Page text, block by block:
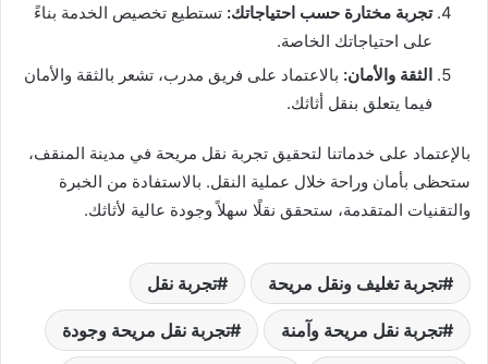
تجربة مختارة حسب احتياجاتك: تستطيع تخصيص الخدمة بناءً
على احتياجاتك الخاصة.
الثقة والأمان: بالاعتماد على فريق مدرب، تشعر بالثقة والأمان
فيما يتعلق بنقل أثاثك.
بالإعتماد على خدماتنا لتحقيق تجربة نقل مريحة في مدينة المنقف،
ستحظى بأمان وراحة خلال عملية النقل. بالاستفادة من الخبرة
والتقنيات المتقدمة، ستحقق نقلًا سهلاً وجودة عالية لأثاثك.
تجربة تغليف ونقل مريحة تجربة نقل
تجربة نقل مريحة وآمنة تجربة نقل مريحة وجودة